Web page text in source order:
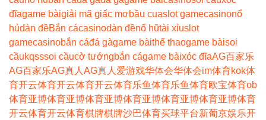
đĩagame bàigiải mã giấc mơbầu cuaslot gamecasinonổ
hủdàn đềBắn cácasinodàn đềnổ hũtài xỉuslot
gamecasinobắn cáđá gàgame bàithể thaogame bàisoi
cầukqsssoi cầucờ tướngbắn cágame bàixóc đĩaAG百家乐
AG百家乐AG真人 AG真人 爱游戏华体会华体会im体育kok体
育开云体育开云体育开云体育乐鱼体育乐鱼体育欧宝体育ob
体育亚博体育亚博体育亚博体育亚博体育亚博体育亚博体育
开云体育开云体育棋牌棋牌沙巴体育买球平台新葡京娱乐开